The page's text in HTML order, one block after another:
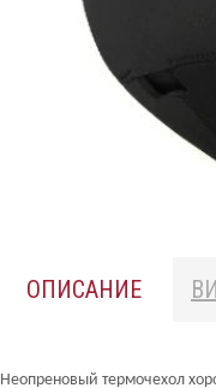
ОПИСАНИЕ
Неопреновый термочехол